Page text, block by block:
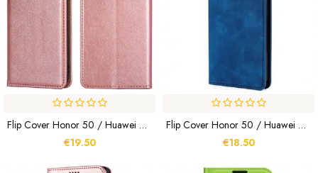
Flip Cover Honor 50 / Huawei Nova 9 Style Cuir Vintage
€19.50
Flip Cover Honor 50 / Huawei Nova 9 Skin-Touch
€18.50